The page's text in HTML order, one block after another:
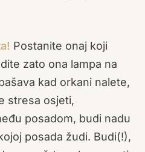
Postanite onaj koji
zato ona lampa na
kad orkani nalete,
stresa osjeti,
posadom, budi nadu
posada žudi. Budi(!),